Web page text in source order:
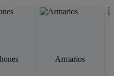
Armarios